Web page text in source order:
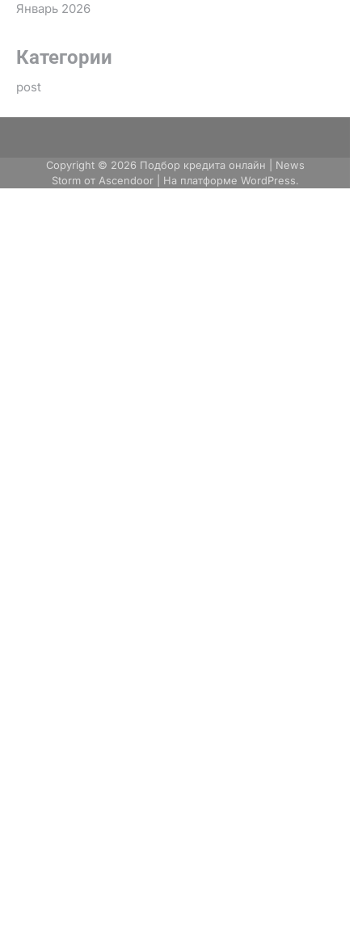
Январь 2026
Категории
post
Copyright © 2026 Подбор кредита онлайн | News
Storm от Ascendoor| На платформе WordPress.